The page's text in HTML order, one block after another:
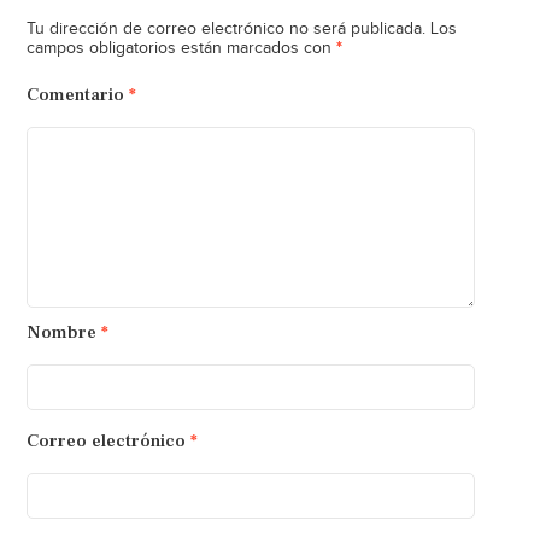
Tu dirección de correo electrónico no será publicada. Los
campos obligatorios están marcados con *
Comentario *
Nombre *
Correo electrónico *